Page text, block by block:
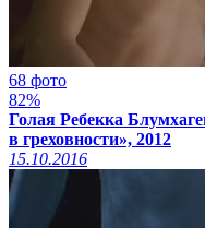
68 фото
82%
Голая Ребекка
в греховности», 2012
15.10.2016